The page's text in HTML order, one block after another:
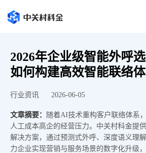
2026年企业级智能外呼
如何构建高效智能联络体
行业资讯 2026-06-05
文章摘要：
随着AI技术重构客户联络体系
人工成本高企的经营压力。中关村科金提
解决方案，通过预测式外呼、深度语义理
力企业实现营销与服务场景的数字化升级